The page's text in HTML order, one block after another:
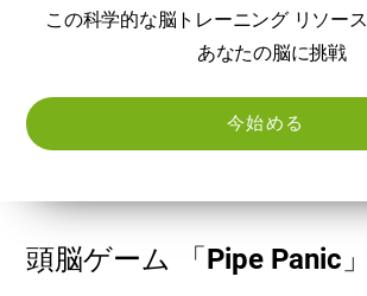
この科学的な脳トレーニング リソー
あなたの脳に挑戦
今始める
頭脳ゲーム 「Pipe Panic